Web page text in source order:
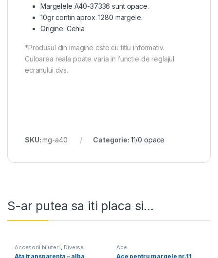
Margelele A40-37336 sunt opace.
10gr contin aprox. 1280 margele.
Origine: Cehia
*Produsul din imagine este cu titlu informativ.
Culoarea reala poate varia in functie de reglajul
ecranului dvs.
SKU:mg-a40 Categorie: 11/0 opace
S-ar putea sa iti placa si...
Accesorii bijuterii, Diverse
Ata transparenta – alba
Ace
Ace pentru margele nr.11